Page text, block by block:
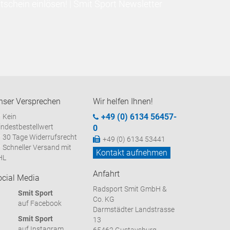
Versprechen
Kein
30 Tage Widerrufsrecht
Schneller Versand mit
Media
Smit Sport
auf Facebook
Smit Sport
Wir helfen Ihnen!
+49 (0) 6134 56457-
0
+49 (0) 6134 53441
Kontakt aufnehmen
Anfahrt
Radsport Smit GmbH &
Co. KG
Darmstädter Landstrasse
13